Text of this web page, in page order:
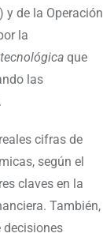
y de la Operación
la
que
las
cifras de
según el
claves en la
También,
decisiones